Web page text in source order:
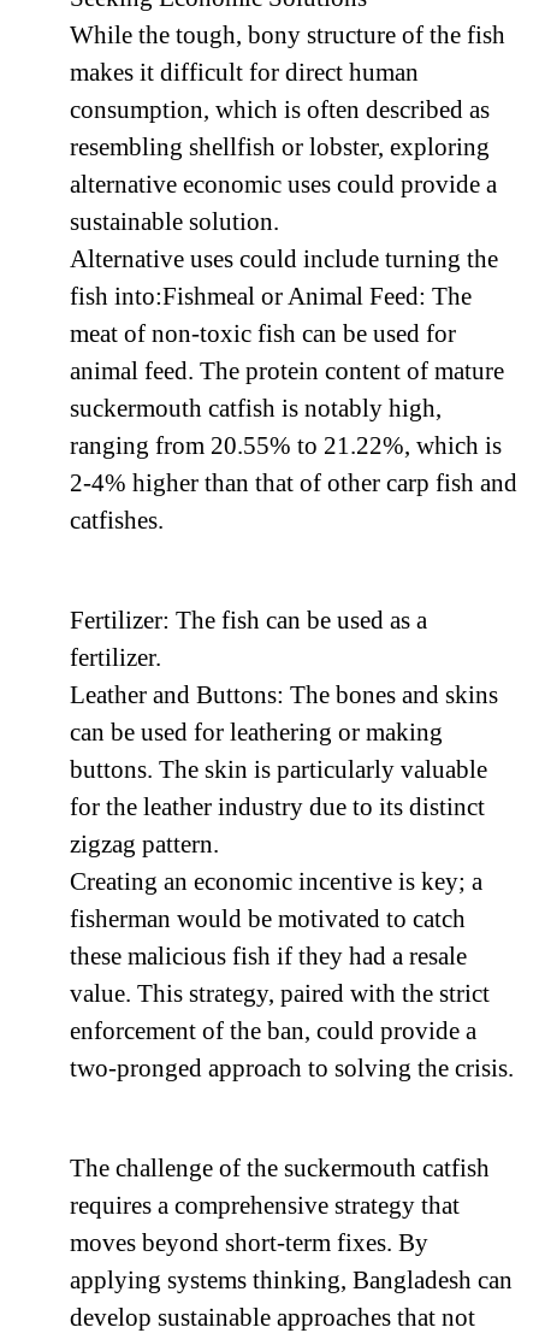
While the tough, bony structure of the fish
makes it difficult for direct human
consumption, which is often described as
resembling shellfish or lobster, exploring
alternative economic uses could provide a
sustainable solution.
Alternative uses could include turning the
fish into:Fishmeal or Animal Feed: The
meat of non-toxic fish can be used for
animal feed. The protein content of mature
suckermouth catfish is notably high,
ranging from 20.55% to 21.22%, which is
2-4% higher than that of other carp fish and
catfishes.
Fertilizer: The fish can be used as a
fertilizer.
Leather and Buttons: The bones and skins
can be used for leathering or making
buttons. The skin is particularly valuable
for the leather industry due to its distinct
zigzag pattern.
Creating an economic incentive is key; a
fisherman would be motivated to catch
these malicious fish if they had a resale
value. This strategy, paired with the strict
enforcement of the ban, could provide a
two-pronged approach to solving the crisis.
The challenge of the suckermouth catfish
requires a comprehensive strategy that
moves beyond short-term fixes. By
applying systems thinking, Bangladesh can
develop sustainable approaches that not